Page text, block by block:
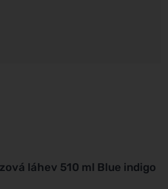
láhev 510 ml Blue indigo